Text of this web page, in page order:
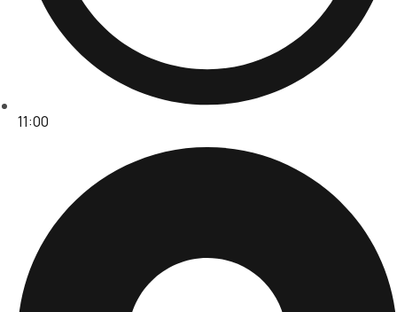
11:00